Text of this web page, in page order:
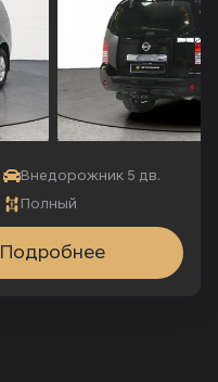
Внедорожник 5 дв.
Полный
Подробнее